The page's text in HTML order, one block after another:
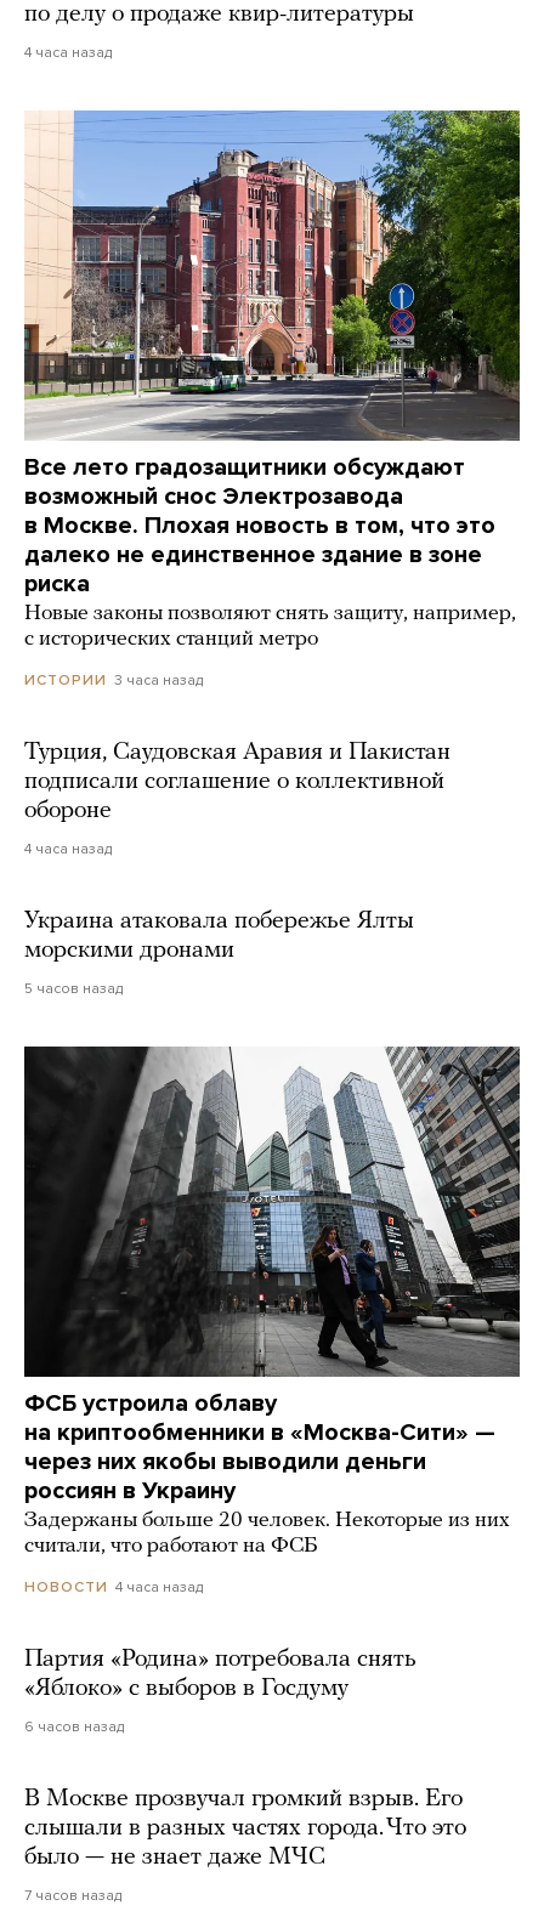
по делу о продаже квир-литературы
4 часа назад
Все лето градозащитники обсуждают
возможный снос Электрозавода
в Москве. Плохая новость в том, что это
далеко не единственное здание в зоне
риска
Новые законы позволяют снять защиту, например,
с исторических станций метро
ИСТОРИИ 3 часа назад
Турция, Саудовская Аравия и Пакистан
подписали соглашение о коллективной
обороне
4 часа назад
Украина атаковала побережье Ялты
морскими дронами
5 часов назад
ФСБ устроила облаву
на криптообменники в «Москва-Сити» —
через них якобы выводили деньги
россиян в Украину
Задержаны больше 20 человек. Некоторые из них
считали, что работают на ФСБ
НОВОСТИ 4 часа назад
Партия «Родина» потребовала снять
«Яблоко» с выборов в Госдуму
6 часов назад
В Москве прозвучал громкий взрыв. Его
слышали в разных частях города. Что это
было — не знает даже МЧС
7 часов назад